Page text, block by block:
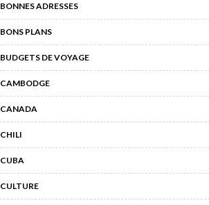
BONNES ADRESSES
BONS PLANS
BUDGETS DE VOYAGE
CAMBODGE
CANADA
CHILI
CUBA
CULTURE